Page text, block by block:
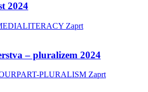
2024
Zaprt
– pluralizem 2024
PLURALISM Zaprt